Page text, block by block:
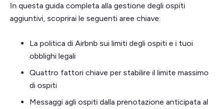
In questa guida completa alla gestione degli ospiti
aggiuntivi, scoprirai le seguenti aree chiave:
La politica di Airbnb sui limiti degli ospiti e i tuoi
obblighi legali
Quattro fattori chiave per stabilire il limite massimo
di ospiti
Messaggi agli ospiti dalla prenotazione anticipata al